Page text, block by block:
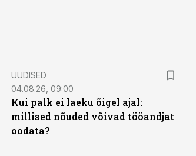
UUDISED
04.08.26, 09:00
Kui palk ei laeku õigel ajal:
millised nõuded võivad tööandjat
oodata?